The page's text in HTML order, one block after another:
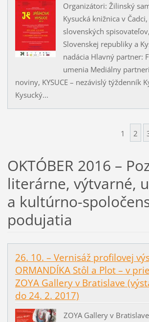
Organizátori: Žilinský
Kysucká knižnica v
slovenských
Slovenskej republiky a
nadácia Hlavný partner:
umenia Mediálny
noviny, KYSUCE – nezávislý týždenník
Kysucký...
1 2
OKTÓBER 2016 –
literárne, výtvarné,
a kultúrno-
podujatia
26. 10. – Vernisáž profilovej
ORMANDÍKA Stôl a Plot – v
ZOYA Gallery v Bratislave
do 24. 2. 2017)
ZOYA Gallery v